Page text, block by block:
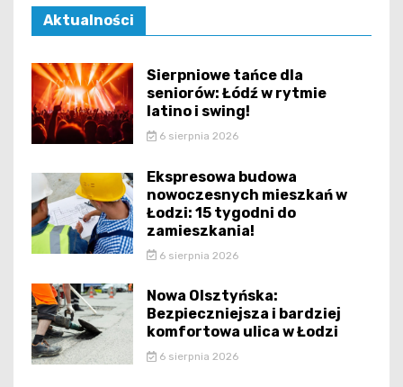
Aktualności
Sierpniowe tańce dla
seniorów: Łódź w rytmie
latino i swing!
6 sierpnia 2026
Ekspresowa budowa
nowoczesnych mieszkań w
Łodzi: 15 tygodni do
zamieszkania!
6 sierpnia 2026
Nowa Olsztyńska:
Bezpieczniejsza i bardziej
komfortowa ulica w Łodzi
6 sierpnia 2026